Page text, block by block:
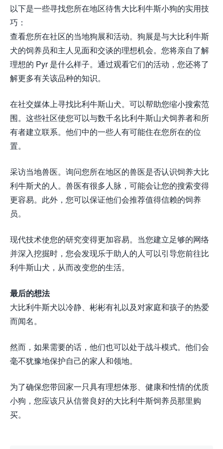
以下是一些寻找您所在地区待售大比利牛斯小狗的实用技
巧：
查看您所在社区的当地狗展和活动。狗展是与大比利牛斯
犬的饲养员和主人见面和交谈的理想机会。您将亲自了解
理想的 Pyr 是什么样子。通过观看它们的活动，您还将了
解更多有关该品种的知识。
在社交媒体上寻找比利牛斯山犬。可以帮助您缩小搜索范
围。这些社区使您可以与数千名比利牛斯山犬饲养者和所
有者建立联系。他们中的一些人有可能住在您所在的位
置。
采访当地兽医。询问您所在地区的兽医是否认识饲养大比
利牛斯犬的人。兽医有很多人脉，可能会让您的搜索变得
更容易。此外，您可以保证他们会推荐值得信赖的饲养
员。
现代技术使您的研究变得更加容易。当您建立足够的网络
并深入挖掘时，您会发现乐于助人的人可以引导您前往比
利牛斯山犬，从而改变您的生活。
最后的想法
大比利牛斯犬以冷静、彬彬有礼以及对家庭和孩子的热爱
而闻名。
然而，如果需要的话，他们也可以处于战斗模式。他们会
毫不犹豫地保护自己的家人和领地。
为了确保您带回家一只具有理想体形、健康和性情的优质
小狗，您应该只从信誉良好的大比利牛斯饲养员那里购
买。